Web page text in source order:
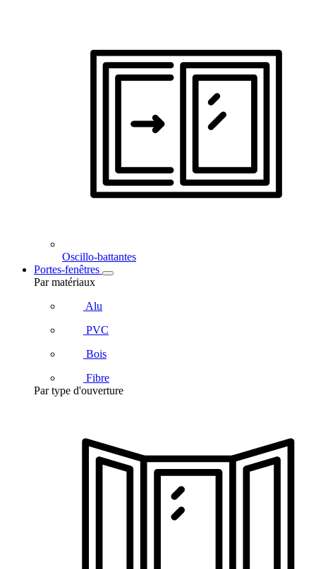
Oscillo-battantes
Portes-fenêtres
Par matériaux
Alu
PVC
Bois
Fibre
Par type d'ouverture